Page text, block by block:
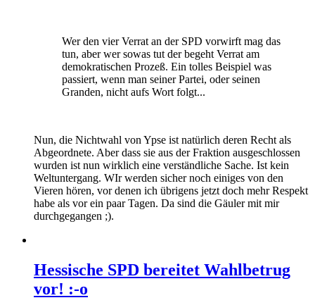
Wer den vier Verrat an der SPD vorwirft mag das
tun, aber wer sowas tut der begeht Verrat am
demokratischen Prozeß. Ein tolles Beispiel was
passiert, wenn man seiner Partei, oder seinen
Granden, nicht aufs Wort folgt...
Nun, die Nichtwahl von Ypse ist natürlich deren Recht als
Abgeordnete. Aber dass sie aus der Fraktion ausgeschlossen
wurden ist nun wirklich eine verständliche Sache. Ist kein
Weltuntergang. WIr werden sicher noch einiges von den
Vieren hören, vor denen ich übrigens jetzt doch mehr Respekt
habe als vor ein paar Tagen. Da sind die Gäuler mit mir
durchgegangen ;).
Hessische SPD bereitet Wahlbetrug
vor! :-o